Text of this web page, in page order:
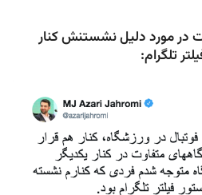
در مورد دلیل نشستنش کنار
تلگرام: